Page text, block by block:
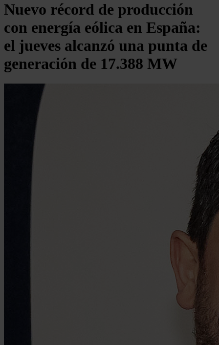
Nuevo récord de producción
con energía eólica en España:
el jueves alcanzó una punta de
generación de 17.388 MW